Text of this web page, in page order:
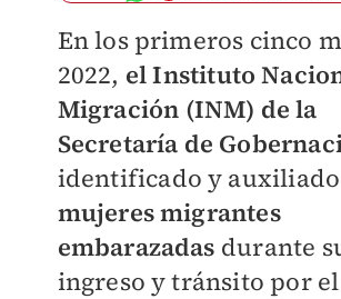
En los primeros cinco
2022, el Instituto
Migración (INM) de la
Secretaría de
identificado y
mujeres migrantes
embarazadas durante
ingreso y tránsito por